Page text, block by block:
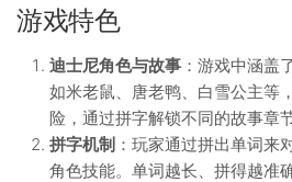
游戏特色
迪士尼角色与故事 ：游戏中涵盖
如米老鼠、唐老鸭、白雪公主等
险，通过拼字解锁不同的故事章
拼字机制 ：玩家通过拼出单词来
角色技能。单词越长、拼得越准